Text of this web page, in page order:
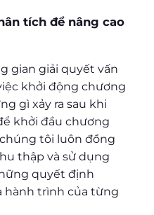
tích để nâng cao
gian giải quyết vấn
khởi động chương
gì xảy ra sau khi
khởi đầu chương
tôi luôn đồng
thập và sử dụng
quyết định
hành trình của từng